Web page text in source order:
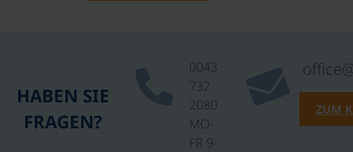
HABEN SIE
FRAGEN?
0043
732
2080
MO-
FR 9-
ZUM